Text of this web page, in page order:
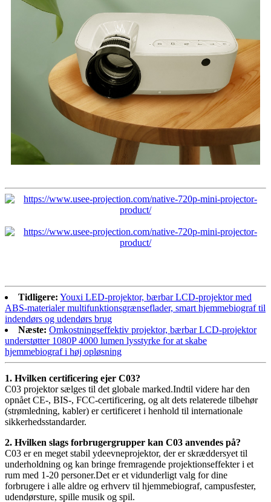
Tidligere: Youxi LED-projektor, bærbar LCD-projektor med
ABS-materialer multifunktionsgrænseflader, smart hjemmebiograf til
indendørs og udendørs brug
Næste: Omkostningseffektiv projektor, bærbar LCD-projektor
understøtter 1080P 4000 lumen lysstyrke for at skabe
hjemmebiograf i høj opløsning
1. Hvilken certificering ejer C03?
C03 projektor sælges til det globale marked.Indtil videre har den
opnået CE-, BIS-, FCC-certificering, og alt dets relaterede tilbehør
(strømledning, kabler) er certificeret i henhold til internationale
sikkerhedsstandarder.
2. Hvilken slags forbrugergrupper kan C03 anvendes på?
C03 er en meget stabil ydeevneprojektor, der er skræddersyet til
underholdning og kan bringe fremragende projektionseffekter i et
rum med 1-20 personer.Det er et vidunderligt valg for dine
forbrugere i alle aldre og erhverv til hjemmebiograf, campusfester,
udendørsture, spille musik og spil.